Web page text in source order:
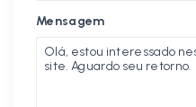
Mensagem